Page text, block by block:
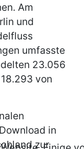
Am
und
umfasste
23.056
von
in
zur